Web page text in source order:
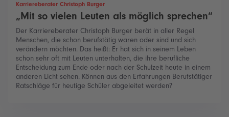
Karriereberater Christoph Burger
„Mit so vielen Leuten als möglich sprechen“
Der Karriereberater Christoph Burger berät in aller Regel
Menschen, die schon berufstätig waren oder sind und sich
verändern möchten. Das heißt: Er hat sich in seinem Leben
schon sehr oft mit Leuten unterhalten, die ihre berufliche
Entscheidung zum Ende oder nach der Schulzeit heute in einem
anderen Licht sehen. Können aus den Erfahrungen Berufstätiger
Ratschläge für heutige Schüler abgeleitet werden?